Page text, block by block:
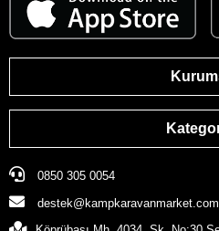
0850 305 0054
destek@kampkaravanmarket.com